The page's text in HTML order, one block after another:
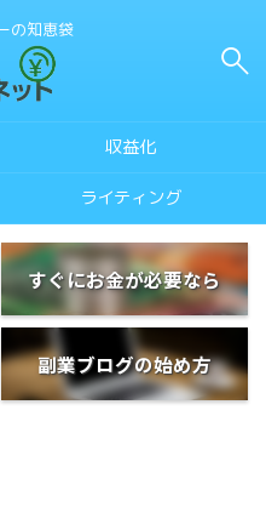
の知恵袋
収益化
ライティング
すぐにお金が必要なら
副業ブログの始め方